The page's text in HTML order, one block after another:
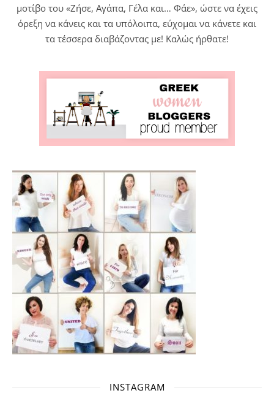
μοτίβο του «Ζήσε, Αγάπα, Γέλα και… Φάε», ώστε να έχεις
όρεξη να κάνεις και τα υπόλοιπα, εύχομαι να κάνετε και
τα τέσσερα διαβάζοντας με! Καλώς ήρθατε!
INSTAGRAM